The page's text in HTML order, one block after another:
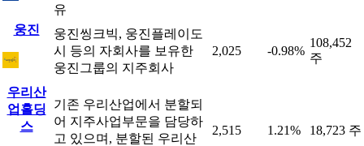
유
웅진
웅진씽크빅, 웅진플레이도
시 등의 자회사를 보유한
웅진그룹의 지주회사
2,025 -0.98%
108,452
주
우리산
업홀딩
스
기존 우리산업에서 분할되
어 지주사업부문을 담당하
고 있으며, 분할된 우리산
2,515 1.21% 18,723 주